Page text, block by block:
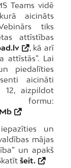
Teams vidē
aicināts
tiks
attīstības
, kā arī
attīstās”. Lai
piedalīties
aicināti
12, aizpildot
un
mājas
un apakš
šeit.